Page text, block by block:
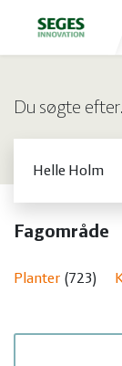
ind
Forside
Grise
Du søgte
Fagområde
Planter 723